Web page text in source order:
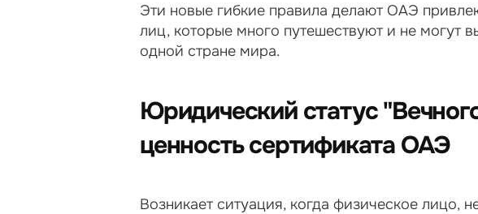
Эти новые гибкие правила делают ОАЭ
лиц, которые много путешествуют и не могут
одной стране мира.
Юридический статус
ценность сертификата ОАЭ
Возникает ситуация, когда физическое лицо,